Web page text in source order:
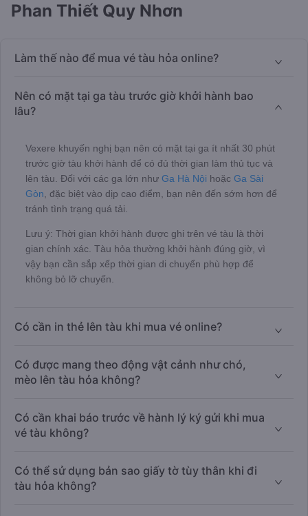
Phan Thiết Quy Nhơn
Làm thế nào để mua vé tàu hỏa online?
Nên có mặt tại ga tàu trước giờ khởi hành bao
lâu?
Vexere khuyến nghị bạn nên có mặt tại ga ít nhất 30 phút
trước giờ tàu khởi hành để có đủ thời gian làm thủ tục và
lên tàu. Đối với các ga lớn như Ga Hà Nội hoặc Ga Sài
Gòn , đặc biệt vào dịp cao điểm, bạn nên đến sớm hơn để
tránh tình trạng quá tải.
Lưu ý: Thời gian khởi hành được ghi trên vé tàu là thời
gian chính xác. Tàu hỏa thường khởi hành đúng giờ, vì
vậy bạn cần sắp xếp thời gian di chuyển phù hợp để
không bỏ lỡ chuyến.
Có cần in thẻ lên tàu khi mua vé online?
Có được mang theo động vật cảnh như chó,
mèo lên tàu hỏa không?
Có cần khai báo trước về hành lý ký gửi khi mua
vé tàu không?
Có thể sử dụng bản sao giấy tờ tùy thân khi đi
tàu hỏa không?